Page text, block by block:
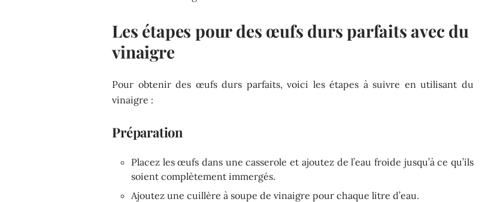
Les étapes pour des œufs durs parfaits avec du
vinaigre
Pour obtenir des œufs durs parfaits, voici les étapes à suivre en utilisant du
vinaigre :
Préparation
Placez les œufs dans une casserole et ajoutez de l’eau froide jusqu’à ce qu’ils
soient complètement immergés.
Ajoutez une cuillère à soupe de vinaigre pour chaque litre d’eau.